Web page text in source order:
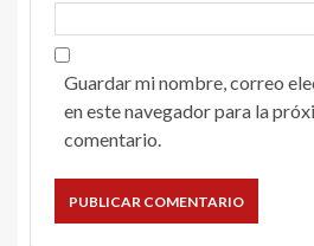
Guardar mi nombre, correo
en este navegador para la
comentario.